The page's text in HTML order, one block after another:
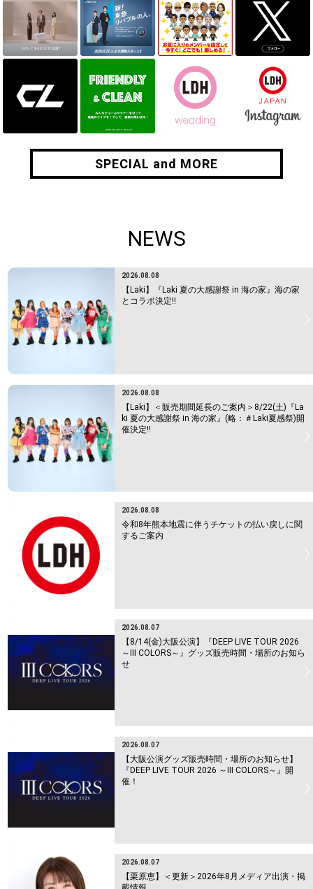
SPECIAL and MORE
SPECIAL and MORE
NEWS
2026.08.08
【Laki】『Laki 夏の大感謝祭 in 海の家』海の家
とコラボ決定!!
2026.08.08
【Laki】＜販売期間延長のご案内＞8/22(土)『La
ki 夏の大感謝祭 in 海の家』(略：＃Laki夏感祭)開
催決定!!
2026.08.08
令和8年熊本地震に伴うチケットの払い戻しに関
するご案内
2026.08.07
【8/14(金)大阪公演】『DEEP LIVE TOUR 2026
～Ⅲ COLORS～』グッズ販売時間・場所のお知ら
せ
2026.08.07
【大阪公演グッズ販売時間・場所のお知らせ】
『DEEP LIVE TOUR 2026 ～Ⅲ COLORS～』開
催！
2026.08.07
【栗原恵】＜更新＞2026年8月メディア出演・掲